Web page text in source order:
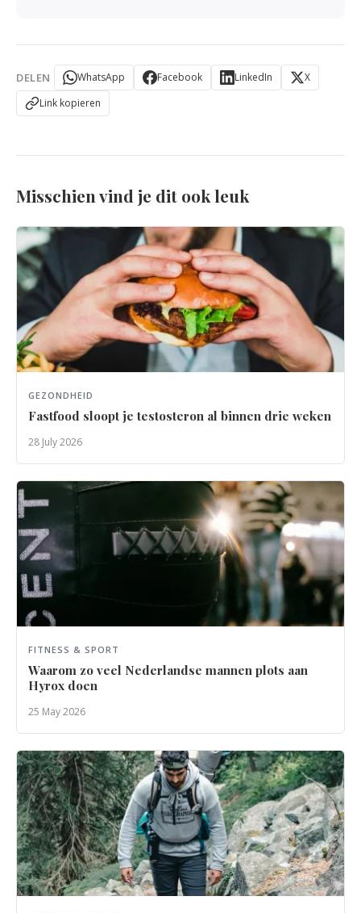
DELEN WhatsApp Facebook LinkedIn
X
Link kopieren
Misschien vind je dit ook leuk
GEZONDHEID
Fastfood sloopt je testosteron al binnen drie weken
28 July 2026
FITNESS & SPORT
Waarom zo veel Nederlandse mannen plots aan
Hyrox doen
25 May 2026